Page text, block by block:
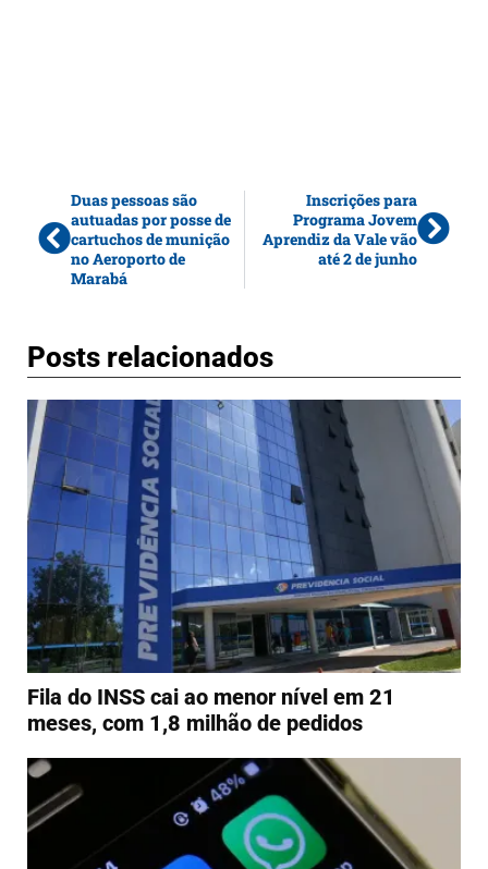
Duas pessoas são
autuadas por posse de
cartuchos de munição
no Aeroporto de
Marabá
Inscrições para
Programa Jovem
Aprendiz da Vale vão
até 2 de junho
Posts relacionados
Fila do INSS cai ao menor nível em 21
meses, com 1,8 milhão de pedidos